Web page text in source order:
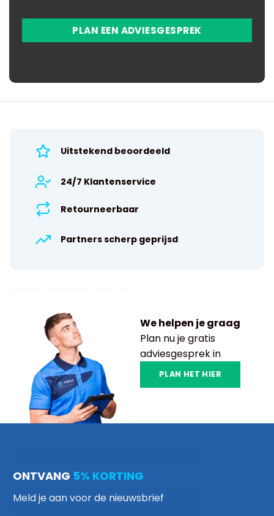
PLAN EEN ADVIESGESPREK
We helpen je graag
Plan nu je gratis
adviesgesprek in
PLAN HET HIER
Uitstekend beoordeeld
24/7 Klantenservice
Retourneerbaar
Partners scherp geprijsd
ONTVANG 5% KORTING
Meld je aan voor de nieuwsbrief